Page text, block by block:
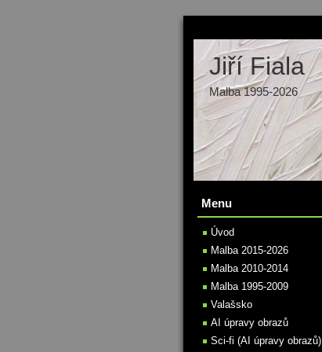
Jiří Fiala
Malba 1995-2026
Menu
Úvod
Malba 2015-2026
Malba 2010-2014
Malba 1995-2009
Valašsko
AI úpravy obrazů
Sci-fi (AI úpravy obrazů)